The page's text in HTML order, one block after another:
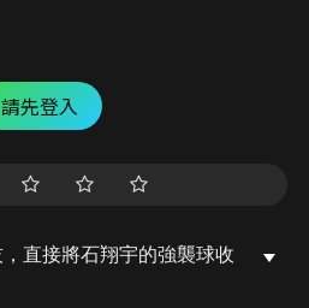
請先登入
直接將石翔宇的強襲球收